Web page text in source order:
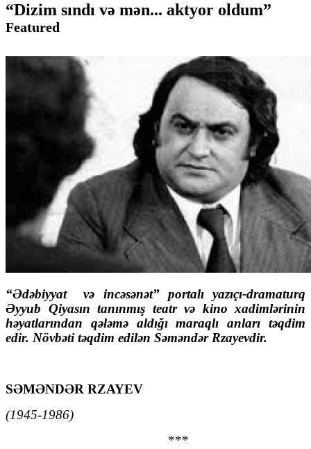
“Dizim sındı və mən... aktyor oldum”
Featured
“Ədəbiyyat və incəsənət” portalı yazıçı-dramaturq
Əyyub Qiyasın tanınmış teatr və kino xadimlərinin
həyatlarından qələmə aldığı maraqlı anları təqdim
edir. Növbəti təqdim edilən Səməndər Rzayevdir.
SƏMƏNDƏR RZAYEV
(1945-1986)
***